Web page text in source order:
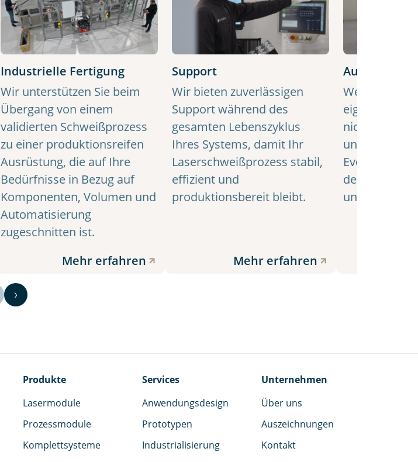
Industrielle Fertigung
Wir unterstützen Sie beim
Übergang von einem
validierten Schweißprozess
zu einer produktionsreifen
Ausrüstung, die auf Ihre
Bedürfnisse in Bezug auf
Komponenten, Volumen und
Automatisierung
zugeschnitten ist.
Mehr erfahren
Support
Wir bieten zuverlässigen
Support während des
gesamten Lebenszyklus
Ihres Systems, damit Ihr
Laserschweißprozess stabil,
effizient und
produktionsbereit bleibt.
Mehr erfahren
Wenn die
eigene
nicht
unsere
Evosys Laser
der
unterstützen.
Produkte
Lasermodule
Prozessmodule
Komplettsysteme
Services
Anwendungsdesign
Prototypen
Industrialisierung
Unternehmen
Über uns
Auszeichnungen
Kontakt